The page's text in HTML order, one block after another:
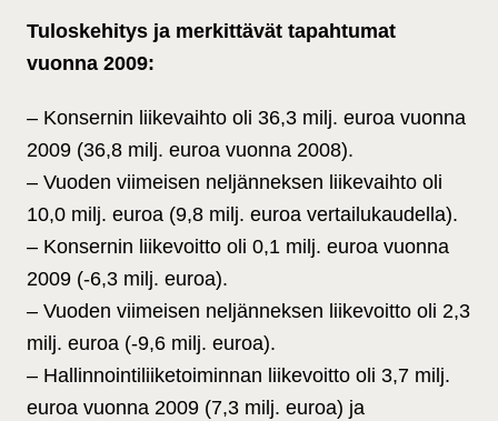
e
a
Tuloskehitys ja merkittävät tapahtumat
vuonna 2009:
– Konsernin liikevaihto oli 36,3 milj. euroa vuonna
2009 (36,8 milj. euroa vuonna 2008).
– Vuoden viimeisen neljänneksen liikevaihto oli
10,0 milj. euroa (9,8 milj. euroa vertailukaudella).
– Konsernin liikevoitto oli 0,1 milj. euroa vuonna
2009 (-6,3 milj. euroa).
– Vuoden viimeisen neljänneksen liikevoitto oli 2,3
milj. euroa (-9,6 milj. euroa).
– Hallinnointiliiketoiminnan liikevoitto oli 3,7 milj.
euroa vuonna 2009 (7,3 milj. euroa) ja